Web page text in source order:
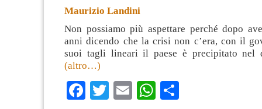
Maurizio Landini
Non possiamo più aspettare perché dopo
anni dicendo che la crisi non c’era, con il
suoi tagli lineari il paese è precipitato nel
(altro…)
Facebook
TwitterEmailWhatsApp